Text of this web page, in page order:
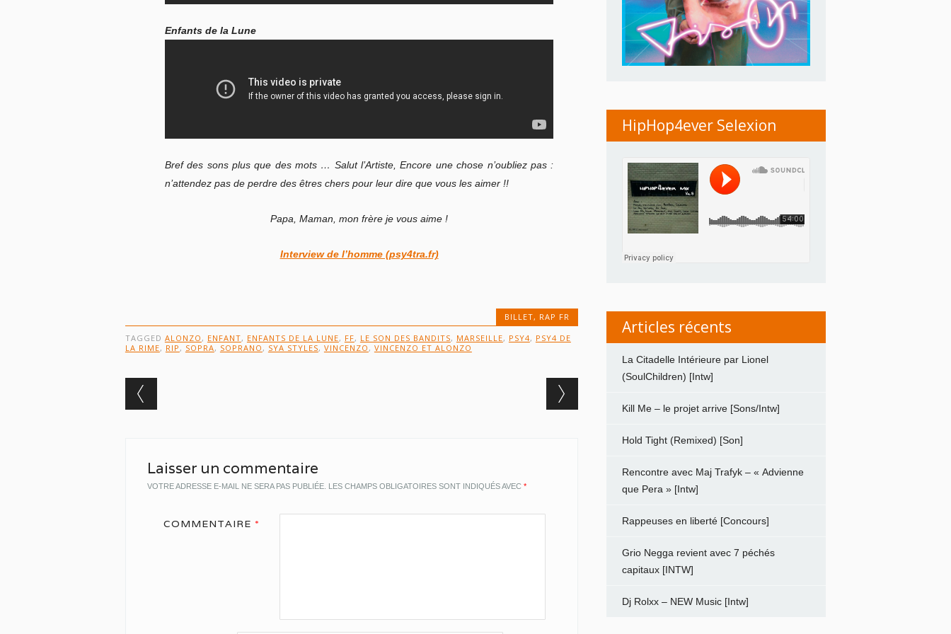
Enfants de la Lune
Bref des sons plus que des mots … Salut l’Artiste, Encore une chose n’oubliez pas :
n’attendez pas de perdre des êtres chers pour leur dire que vous les aimer !!
Papa, Maman, mon frère je vous aime !
Interview de l’homme (psy4tra.fr)
BILLET, RAP FR
TAGGED ALONZO , ENFANT, ENFANTS DE LA LUNE, FF, LE SON DES BANDITS, MARSEILLE, PSY4, PSY4 DE
LA RIME, RIP , SOPRA, SOPRANO , SYA STYLES, VINCENZO , VINCENZO ET ALONZO
Post navigation
Laisser un commentaire
VOTRE ADRESSE E-MAIL NE SERA PAS PUBLIÉE. LES CHAMPS OBLIGATOIRES SONT INDIQUÉS AVEC *
COMMENTAIRE *
HipHop4ever Selexion
Articles récents
La Citadelle Intérieure par Lionel
(SoulChildren) [Intw]
Kill Me – le projet arrive [Sons/Intw]
Hold Tight (Remixed) [Son]
Rencontre avec Maj Trafyk – « Advienne
que Pera » [Intw]
Rappeuses en liberté [Concours]
Grio Negga revient avec 7 péchés
capitaux [INTW]
Dj Rolxx – NEW Music [Intw]